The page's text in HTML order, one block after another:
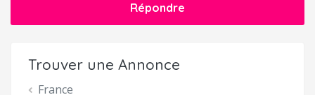
Répondre
Trouver une Annonce
France